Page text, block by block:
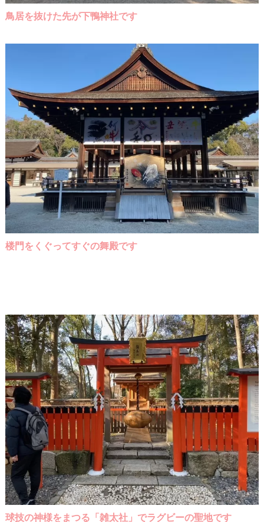
鳥居を抜けた先が下鴨神社です
楼門をくぐってすぐの舞殿です
球技の神様をまつる「雑太社」でラグビーの聖地です